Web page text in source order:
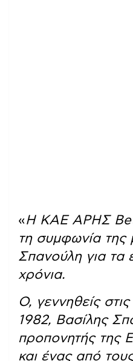
«Η ΚΑΕ ΑΡΗΣ
τη συμφωνία της
Σπανούλη για τα
χρόνια.
Ο, γεννηθείς
1982, Βασίλης
προπονητής της
και ένας από